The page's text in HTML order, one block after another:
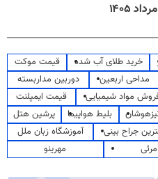
خرید طلای آب شده
قیمت موکت
مداحی اربعین
دوربین مداربسته
مواد شیمیایی
قیمت ایمپلنت
بلیط هواپیما
پرشین هتل
جراح بینی
آموزشگاه زبان ملل
مهرینو